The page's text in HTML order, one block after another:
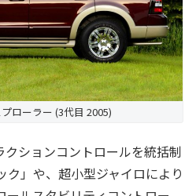
ローラー (3代目 2005)
ションコントロールを統括制
」や、超小型ジャイロにより